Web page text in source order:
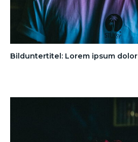
Bilduntertitel: Lorem ipsum dolor